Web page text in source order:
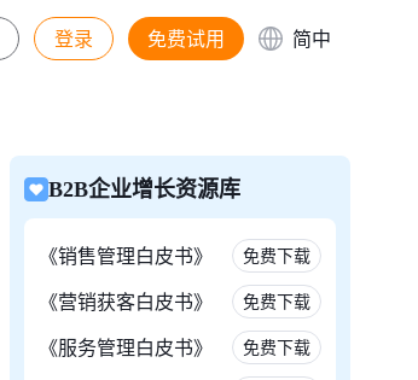
登录 免费试用 简中
B2B企业增长资源库
《销售管理白皮书》 免费下载
《营销获客白皮书》 免费下载
《服务管理白皮书》 免费下载